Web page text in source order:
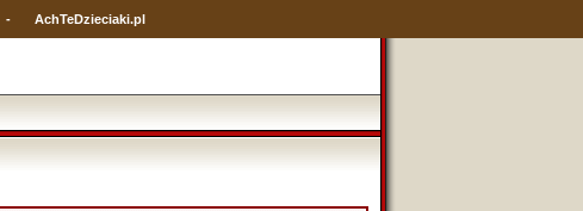
- AchTeDzieciaki.pl